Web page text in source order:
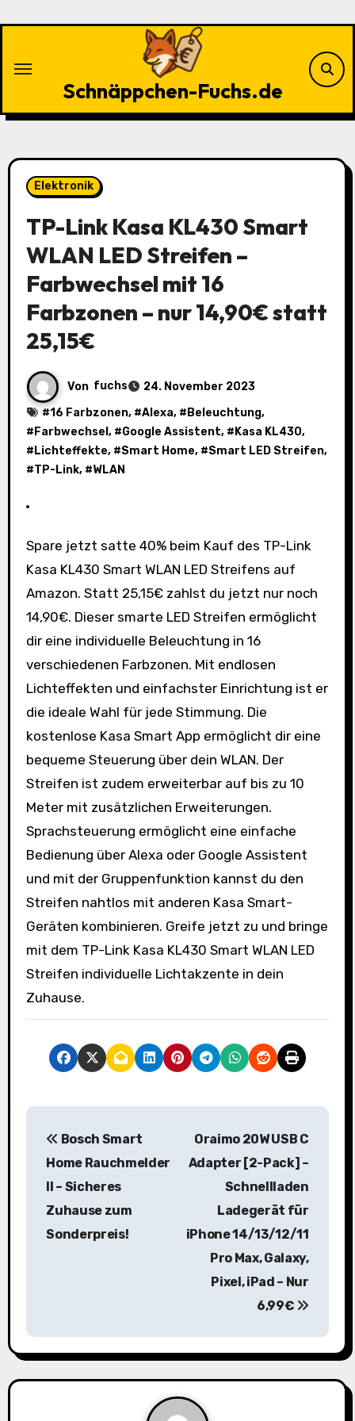
Schnäppchen-Fuchs.de
Elektronik
TP-Link Kasa KL430 Smart
WLAN LED Streifen –
Farbwechsel mit 16
Farbzonen – nur 14,90€ statt
25,15€
Von fuchs
24. November 2023
#16 Farbzonen, #Alexa, # Beleuchtung,
# Farbwechsel , #Google Assistent, # Kasa KL430,
# Lichteffekte, #Smart Home, #Smart LED Streifen,
#TP-Link, #WLAN
Spare jetzt satte 40% beim Kauf des TP-Link
Kasa KL430 Smart WLAN LED Streifens auf
Amazon. Statt 25,15€ zahlst du jetzt nur noch
14,90€. Dieser smarte LED Streifen ermöglicht
dir eine individuelle Beleuchtung in 16
verschiedenen Farbzonen. Mit endlosen
Lichteffekten und einfachster Einrichtung ist er
die ideale Wahl für jede Stimmung. Die
kostenlose Kasa Smart App ermöglicht dir eine
bequeme Steuerung über dein WLAN. Der
Streifen ist zudem erweiterbar auf bis zu 10
Meter mit zusätzlichen Erweiterungen.
Sprachsteuerung ermöglicht eine einfache
Bedienung über Alexa oder Google Assistent
und mit der Gruppenfunktion kannst du den
Streifen nahtlos mit anderen Kasa Smart-
Geräten kombinieren. Greife jetzt zu und bringe
mit dem TP-Link Kasa KL430 Smart WLAN LED
Streifen individuelle Lichtakzente in dein
Zuhause.
B
s
n
Bosch Smart
Home Rauchmelder
II – Sicheres
Zuhause zum
Sonderpreis!
Oraimo 20W USB C
Adapter [2-Pack] –
Schnellladen
Ladegerät für
iPhone 14/13/12/11
Pro Max, Galaxy,
Pixel, iPad – Nur
6,99€